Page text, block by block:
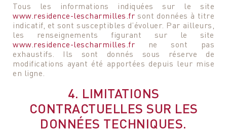
Tous les informations indiquées sur le site
www.residence-lescharmilles.fr sont données à titre
indicatif, et sont susceptibles d’évoluer. Par ailleurs,
les renseignements figurant sur le site
www.residence-lescharmilles.fr ne sont pas
exhaustifs. Ils sont donnés sous réserve de
modifications ayant été apportées depuis leur mise
en ligne.
4. LIMITATIONS
CONTRACTUELLES SUR LES
DONNÉES TECHNIQUES.